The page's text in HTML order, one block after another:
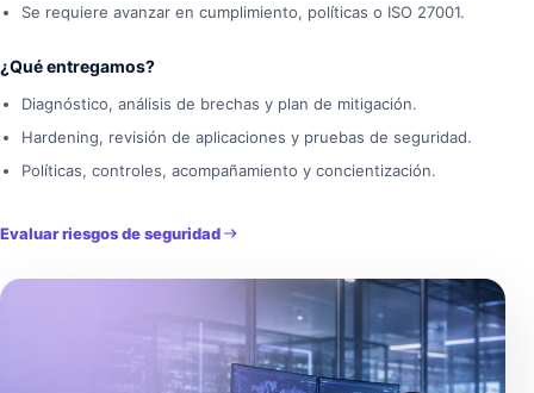
Se requiere avanzar en cumplimiento, políticas o ISO 27001.
¿Qué entregamos?
Diagnóstico, análisis de brechas y plan de mitigación.
Hardening, revisión de aplicaciones y pruebas de seguridad.
Políticas, controles, acompañamiento y concientización.
Evaluar riesgos de seguridad